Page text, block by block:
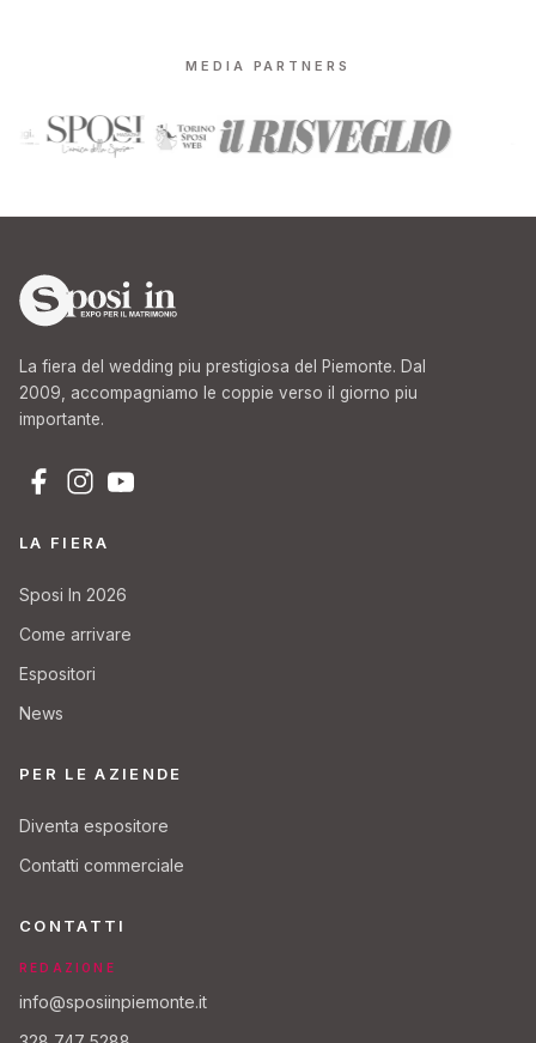
MEDIA PARTNERS
La fiera del wedding piu prestigiosa del Piemonte. Dal
2009, accompagniamo le coppie verso il giorno piu
importante.
LA FIERA
Sposi In 2026
Come arrivare
Espositori
News
PER LE AZIENDE
Diventa espositore
Contatti commerciale
CONTATTI
REDAZIONE
info@sposiinpiemonte.it